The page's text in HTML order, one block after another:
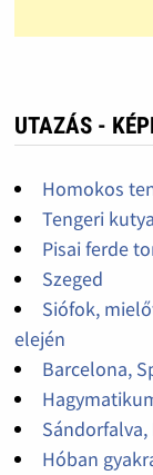
UTAZÁS -
Homokos
Tengeri
Pisai ferde
Szeged
Siófok,
elején
Barcelona,
Hóban